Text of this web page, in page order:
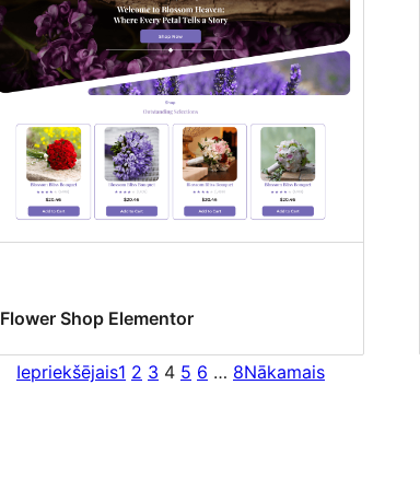
Flower Shop Elementor
Iepriekšējais1 2 3 4 5 6 … 8Nākamais